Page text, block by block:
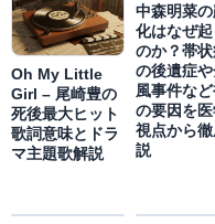
Oh My Little
Girl – 尾崎豊の
死後最大ヒット
歌詞意味とドラ
マ主題歌解説
中森明菜
化はなぜ
のか？帯
の後遺症
風事件な
の要因を
視点から
説